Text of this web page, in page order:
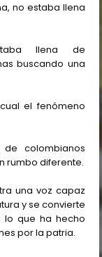
no estaba llena
llena de
buscando una
el fenómeno
colombianos
rumbo diferente.
una voz capaz
y se convierte
lo que ha hecho
por la patria.